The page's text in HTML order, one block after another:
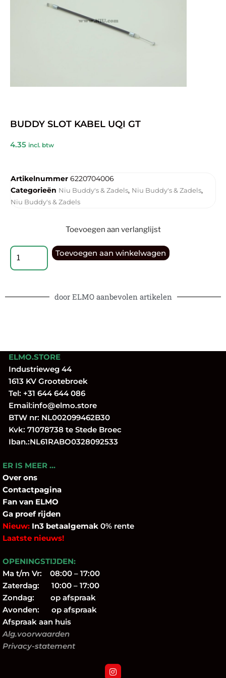
BUDDY SLOT KABEL UQI GT
4.35 incl. btw
Artikelnummer 6220704006
Categorieën Niu Buddy's & Zadels, Niu Buddy's & Zadels,
Niu Buddy's & Zadels
Toevoegen aan verlanglijst
Toevoegen aan winkelwagen
door ELMO aanbevolen artikelen
ELMO.STORE
Industrieweg 44
1613 KV Grootebroek
Tel: +31 644 644 086
Email:info@elmo.store
BTW nr: NL002099462B30
Kvk: 71078738 te Stede Broec
Iban.:NL61RABO0328092533
ER IS MEER …
Over ons
Contactpagina
Fan van ELMO
Ga proef rijden
Nieuw: In3 betaalgemak 0% rente
Laatste nieuws!
OPENINGSTIJDEN:
Ma t/m Vr: 08:00 – 17:00
Zaterdag: 10:00 – 17:00
Zondag: op afspraak
Avonden: op afspraak
Afspraak aan huis
Alg.voorwaarden
Privacy-statement